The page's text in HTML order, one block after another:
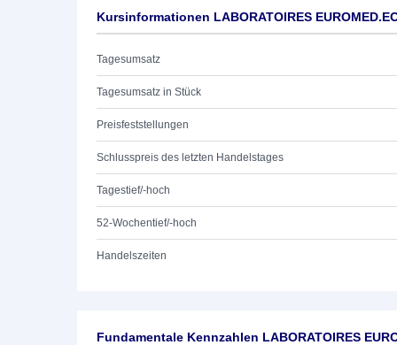
Kursinformationen LABORATOIRES
Tagesumsatz
Tagesumsatz in Stück
Preisfeststellungen
Schlusspreis des letzten Handelstages
Tagestief/-hoch
52-Wochentief/-hoch
Handelszeiten
Fundamentale Kennzahlen LABORATOIRES